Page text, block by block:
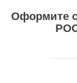
Оформите